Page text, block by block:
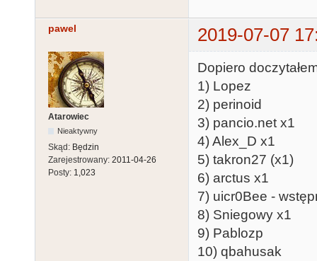
pawel 2019-07-07
Atarowiec
Nieaktywny
Skąd: Będzin
Zarejestrowany: 2011-04-26
Posty: 1,023
Dopiero
1) Lopez
2) perinoid
3) pancio.net x1
4) Alex_D x1
5) takron27 (x1)
6) arctus x1
7) uicr0Bee -
8) Sniegowy x1
9) Pablozp
10) qbahusak